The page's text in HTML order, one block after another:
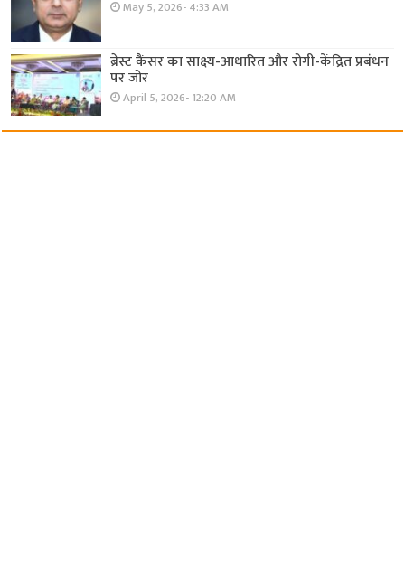
May 5, 2026- 4:33 AM
ब्रेस्ट कैंसर का साक्ष्य-आधारित और रोगी-केंद्रित प्रबंधन
पर जोर
April 5, 2026- 12:20 AM